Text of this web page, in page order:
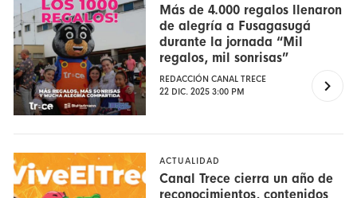
Más de 4.000 regalos llenaron
de alegría a Fusagasugá
durante la jornada “Mil
regalos, mil sonrisas”
REDACCIÓN CANAL TRECE
22 DIC. 2025 3:00 PM
ACTUALIDAD
Canal Trece cierra un año de
reconocimientos, contenidos